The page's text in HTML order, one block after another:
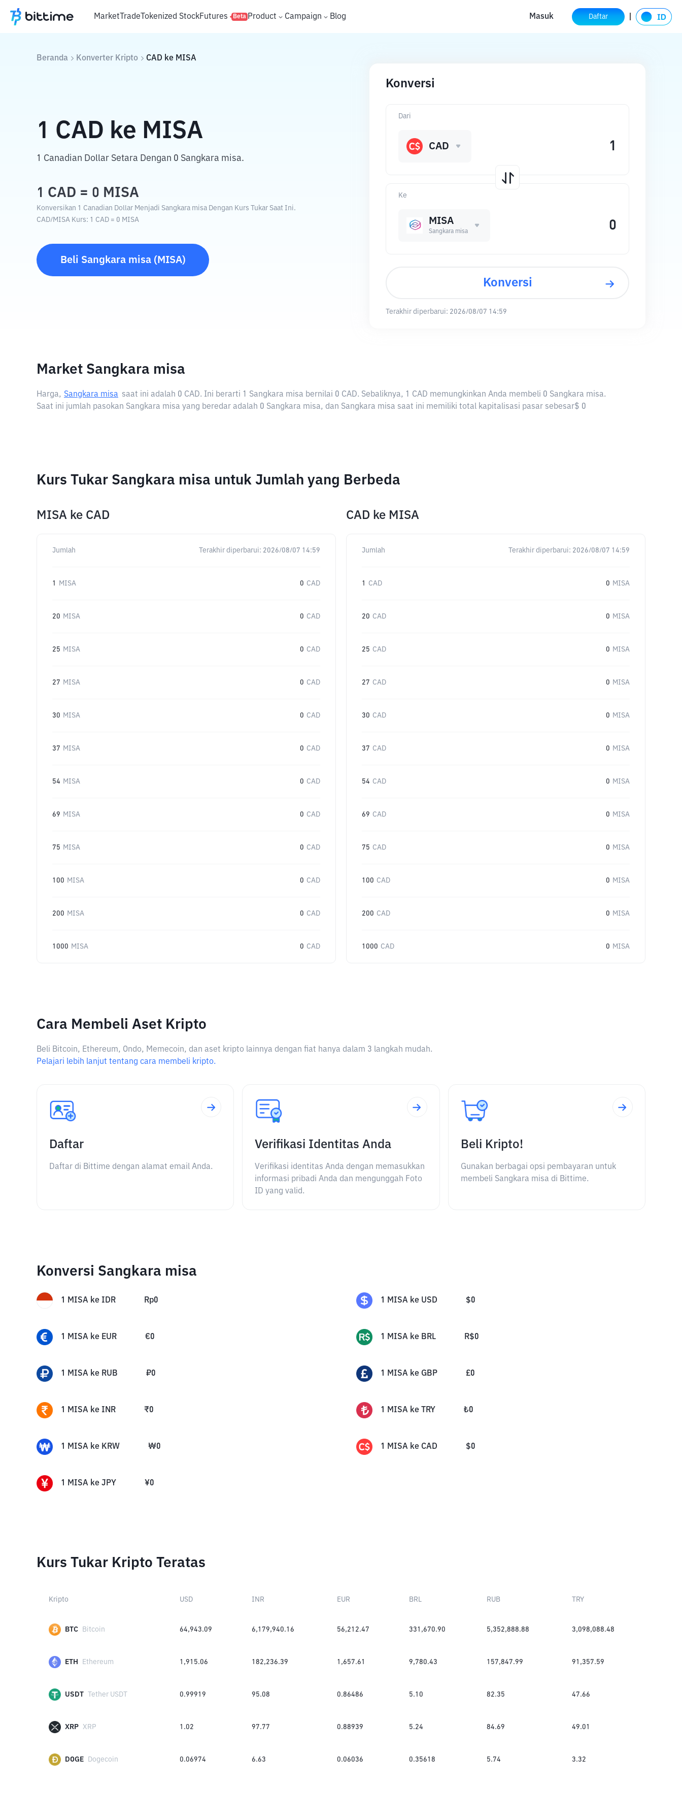
MarketTradeTokenized StockFutures Beta Product Campaign Blog Masuk Daftar
Beranda Konverter Kripto CAD ke MISA
1 CAD ke MISA
1 Canadian Dollar Setara Dengan 0 Sangkara misa.
1 CAD = 0 MISA
Konversikan 1 Canadian Dollar Menjadi Sangkara misa Dengan Kurs Tukar Saat Ini.
CAD/MISA Kurs: 1 CAD = 0 MISA
Beli Sangkara misa( MISA)
Konversi
Ke
MISA
Sangkara misa
Dari
CAD
Konversi
Terakhir diperbarui: 2026/08/07 14:59
Market Sangkara misa
Harga, Sangkara misa saat ini adalah 0 CAD. Ini berarti 1 Sangkara misa bernilai 0 CAD. Sebaliknya, 1 CAD memungkinkan Anda membeli 0 Sangkara misa.
Saat ini jumlah pasokan Sangkara misa yang beredar adalah 0 Sangkara misa, dan Sangkara misa saat ini memiliki total kapitalisasi pasar sebesar$ 0
Kurs Tukar Sangkara misa untuk Jumlah yang Berbeda
MISA ke CAD
Jumlah Terakhir diperbarui: 2026/08/07 14:59
1 MISA 0 CAD
20 MISA 0 CAD
25 MISA 0 CAD
27 MISA 0 CAD
30 MISA 0 CAD
37 MISA 0 CAD
54 MISA 0 CAD
69 MISA 0 CAD
75 MISA 0 CAD
100 MISA 0 CAD
200 MISA 0 CAD
1000 MISA 0 CAD
CAD ke MISA
Jumlah Terakhir diperbarui: 2026/08/07 14:59
1 CAD 0 MISA
20 CAD 0 MISA
25 CAD 0 MISA
27 CAD 0 MISA
30 CAD 0 MISA
37 CAD 0 MISA
54 CAD 0 MISA
69 CAD 0 MISA
75 CAD 0 MISA
100 CAD 0 MISA
200 CAD 0 MISA
1000 CAD 0 MISA
Cara Membeli Aset Kripto
Beli Bitcoin, Ethereum, Ondo, Memecoin, dan aset kripto lainnya dengan fiat hanya dalam 3 langkah mudah.
Pelajari lebih lanjut tentang cara membeli kripto.
Daftar
Daftar di Bittime dengan alamat email Anda.
Verifikasi Identitas Anda
Verifikasi identitas Anda dengan memasukkan
informasi pribadi Anda dan mengunggah Foto
ID yang valid.
Beli Kripto!
Gunakan berbagai opsi pembayaran untuk
membeli Sangkara misa di Bittime.
Konversi Sangkara misa
1 MISA ke IDR Rp0 1 MISA ke USD $0
1 MISA ke EUR €0 1 MISA ke BRL R$0
1 MISA ke RUB ₽0 1 MISA ke GBP £0
1 MISA ke INR ₹0 1 MISA ke TRY ₺0
1 MISA ke KRW ₩0 1 MISA ke CAD $0
1 MISA ke JPY ¥0
Kurs Tukar Kripto Teratas
Kripto USD INR EUR BRL RUB TRY
BTC Bitcoin 64,943.09 6,179,940.16 56,212.47 331,670.90 5,352,888.88 3,098,088.48
ETH Ethereum 1,915.06 182,236.39 1,657.61 9,780.43 157,847.99 91,357.59
USDT Tether USDT 0.99919 95.08 0.86486 5.10 82.35 47.66
XRP XRP 1.02 97.77 0.88939 5.24 84.69 49.01
DOGE Dogecoin 0.06974 6.63 0.06036 0.35618 5.74 3.32